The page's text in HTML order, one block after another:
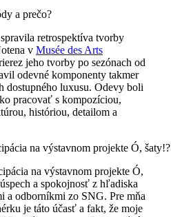
a prečo?
retrospektíva tvorby
v Musée des Arts
jeho tvorby po sezónach od
odevné komponenty takmer
dostupného luxusu. Odevy boli
pracovať s kompozíciou,
históriou, detailom a
na výstavnom projekte Ó, šaty!?
na výstavnom projekte Ó,
a spokojnosť z hľadiska
a odborníkmi zo SNG. Pre mňa
je táto účasť a fakt, že moje